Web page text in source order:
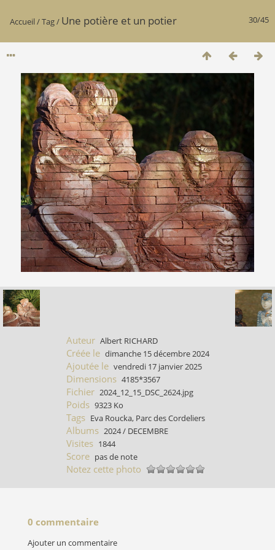
30/45
Accueil/Tag/ Une potière et un potier
Auteur Albert RICHARD
Créée le dimanche 15 décembre 2024
Ajoutée le vendredi 17 janvier 2025
Dimensions 4185*3567
Fichier 2024_12_15_DSC_2624.jpg
Poids 9323 Ko
Tags Eva Roucka, Parc des Cordeliers
Albums 2024/ DECEMBRE
Visites 1844
Score pas de note
Notez cette photo
0 commentaire
Ajouter un commentaire